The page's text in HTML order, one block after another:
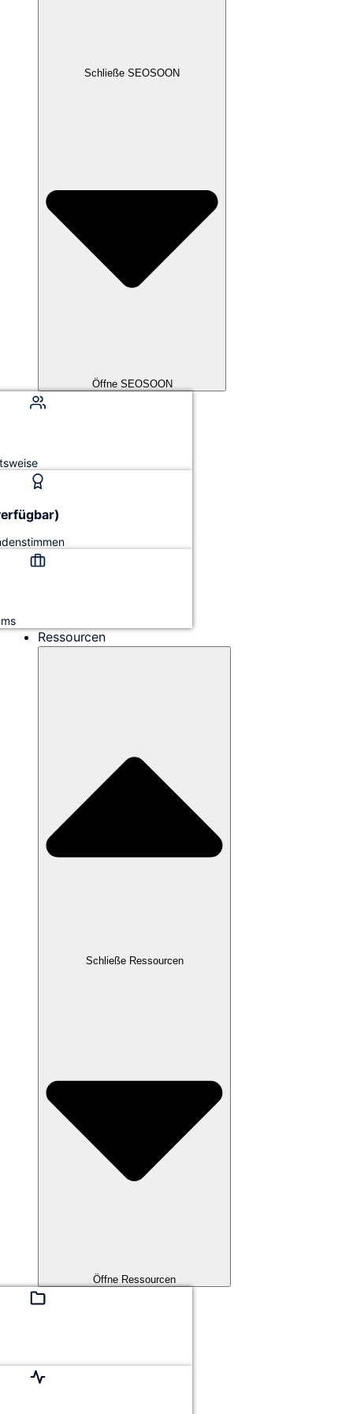
Schließe SEOSOON
Öffne SEOSOON
Ressourcen
Schließe Ressourcen
Öffne Ressourcen